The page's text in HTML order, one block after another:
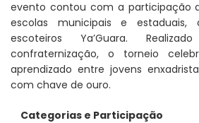
evento contou com a participação
escolas municipais e
escoteiros Ya’Guara.
confraternização, o torneio
aprendizado entre jovens
com chave de ouro.
Categorias e Participação